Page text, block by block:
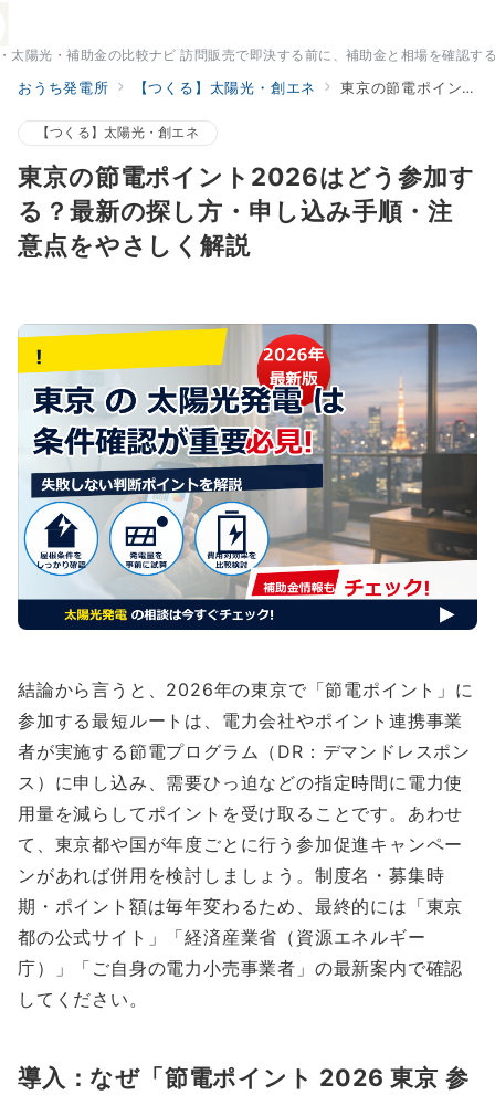
太陽光・補助金の比較ナビ 訪問販売で即決する前に、補助金と相場を確認す
おうち発電所 【つくる】太陽光・創エネ 東京の節電ポイント2026はどう参加する？最新の探し方・申し込み手順・注意点をやさしく解説
【つくる】太陽光・創エネ
東京の節電ポイント2026はどう参加す
る？最新の探し方・申し込み手順・注
意点をやさしく解説
結論から言うと、2026年の東京で「節電ポイント」に
参加する最短ルートは、電力会社やポイント連携事業
者が実施する節電プログラム（DR：デマンドレスポン
ス）に申し込み、需要ひっ迫などの指定時間に電力使
用量を減らしてポイントを受け取ることです。あわせ
て、東京都や国が年度ごとに行う参加促進キャンペー
ンがあれば併用を検討しましょう。制度名・募集時
期・ポイント額は毎年変わるため、最終的には「東京
都の公式サイト」「経済産業省（資源エネルギー
庁）」「ご自身の電力小売事業者」の最新案内で確認
してください。
導入：なぜ「節電ポイント 2026 東京 参